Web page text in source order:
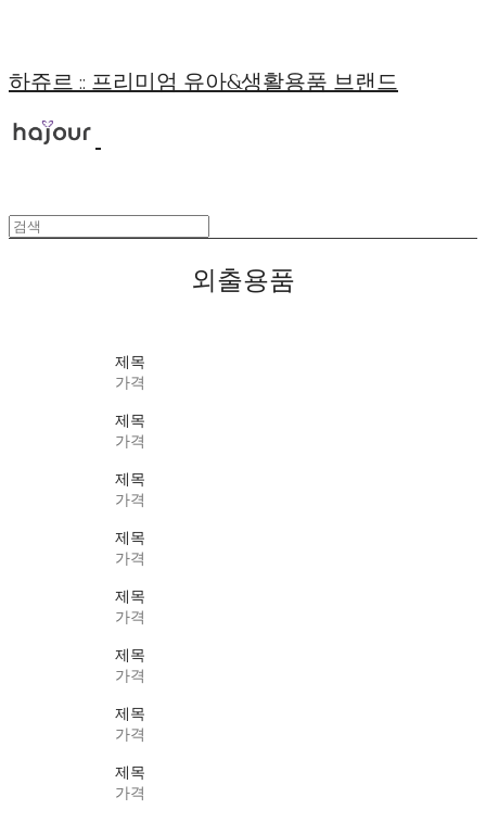
하쥬르 :: 프리미엄 유아&생활용품 브랜드
외출용품
제목
가격
제목
가격
제목
가격
제목
가격
제목
가격
제목
가격
제목
가격
제목
가격